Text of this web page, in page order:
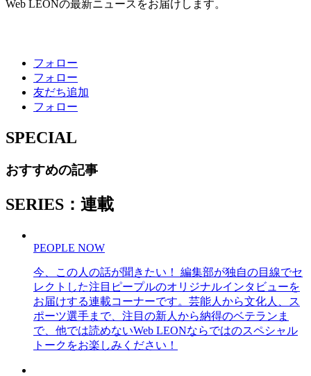
Web LEONの最新ニュースをお届けします。
フォロー
フォロー
友だち追加
フォロー
SPECIAL
おすすめの記事
SERIES：連載
PEOPLE NOW
今、この人の話が聞きたい！ 編集部が独自の目線でセ
レクトした注目ピープルのオリジナルインタビューを
お届けする連載コーナーです。芸能人から文化人、ス
ポーツ選手まで、注目の新人から納得のベテランま
で、他では読めないWeb LEONならではのスペシャル
トークをお楽しみください！